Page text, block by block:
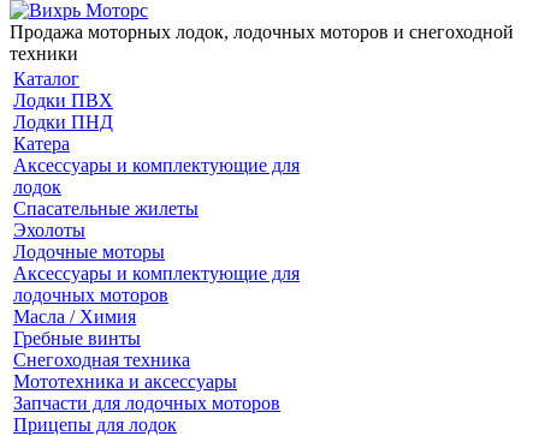
Продажа моторных лодок, лодочных моторов и снегоходной
техники
Каталог
Лодки ПВХ
Лодки ПНД
Катера
Аксессуары и комплектующие для
лодок
Спасательные жилеты
Эхолоты
Лодочные моторы
Аксессуары и комплектующие для
лодочных моторов
Масла / Химия
Гребные винты
Снегоходная техника
Мототехника и аксессуары
Запчасти для лодочных моторов
Прицепы для лодок